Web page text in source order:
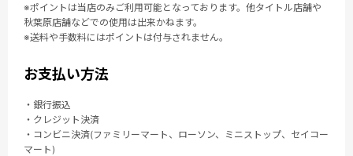
※ポイントは当店のみご利用可能となっております。他タイトル店舗や
秋葉原店舗などでの使用は出来かねます。
※送料や手数料にはポイントは付与されません。
お支払い方法
・銀行振込
・クレジット決済
・コンビニ決済(ファミリーマート、ローソン、ミニストップ、セイコー
マート)